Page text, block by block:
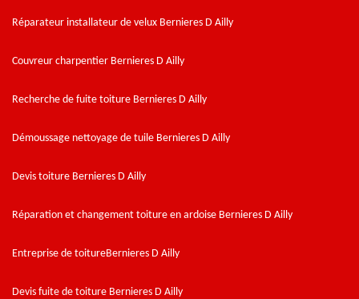
Réparateur installateur de velux Bernieres D Ailly
Couvreur charpentier Bernieres D Ailly
Recherche de fuite toiture Bernieres D Ailly
Démoussage nettoyage de tuile Bernieres D Ailly
Devis toiture Bernieres D Ailly
Réparation et changement toiture en ardoise Bernieres D Ailly
Entreprise de toitureBernieres D Ailly
Devis fuite de toiture Bernieres D Ailly